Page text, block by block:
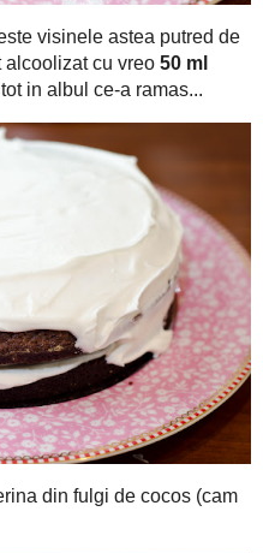
pe vine, am mixat strasnic
i puneti frisca, plssss!!!, ca
doua blatul.. ca la carte intr-o
sambetei toata isprava.. o sa
ca sa nu va mai chinuiti cu
zic si eu. Am pus pe primul
o puzderie de visine